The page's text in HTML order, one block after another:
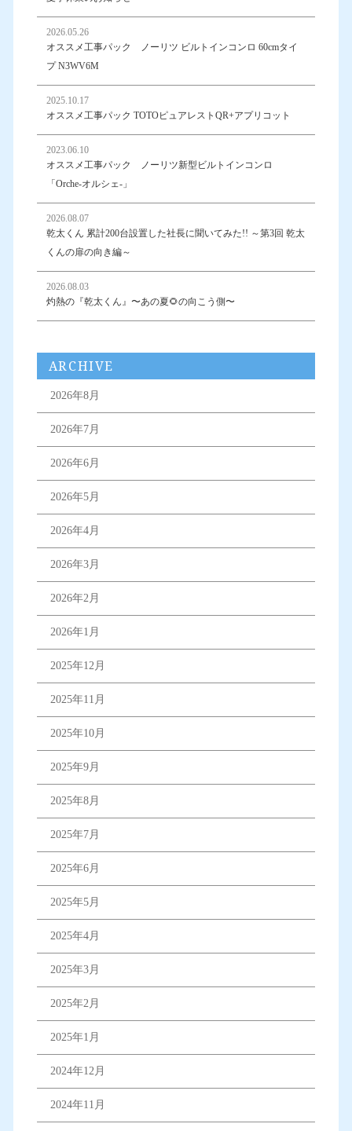
2026.05.26
オススメ工事パック ノーリツ ビルトインコンロ 60cmタイ
プ N3WV6M
2025.10.17
オススメ工事パック TOTOピュアレストQR+アプリコット
2023.06.10
オススメ工事パック ノーリツ新型ビルトインコンロ
「Orche-オルシェ-」
2026.08.07
乾太くん 累計200台設置した社長に聞いてみた!! ～第3回 乾太
くんの扉の向き編～
2026.08.03
灼熱の『乾太くん』〜あの夏🌻の向こう側〜
ARCHIVE
2026年8月
2026年7月
2026年6月
2026年5月
2026年4月
2026年3月
2026年2月
2026年1月
2025年12月
2025年11月
2025年10月
2025年9月
2025年8月
2025年7月
2025年6月
2025年5月
2025年4月
2025年3月
2025年2月
2025年1月
2024年12月
2024年11月